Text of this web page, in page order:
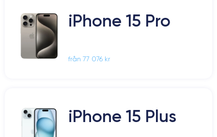
iPhone 15 Pro
från 77 076 kr
iPhone 15 Plus